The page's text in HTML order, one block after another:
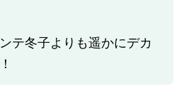
テ冬子よりも遥かにデカ